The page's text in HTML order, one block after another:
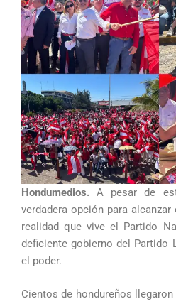
Hondumedios. A pesar de
verdadera opción para
realidad que vive el Partido
deficiente gobierno del Partido
el poder.
Cientos de hondureños